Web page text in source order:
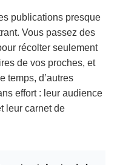
publications presque
Vous passez des
récolter seulement
de vos proches, et
temps, d’autres
effort : leur audience
leur carnet de